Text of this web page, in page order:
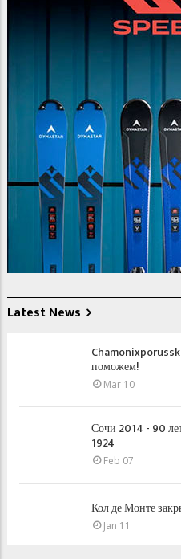
Latest News
поможем!
Mar 10
Сочи 2014 - 90
1924
Feb 07
Кол де Монте
Jan 11